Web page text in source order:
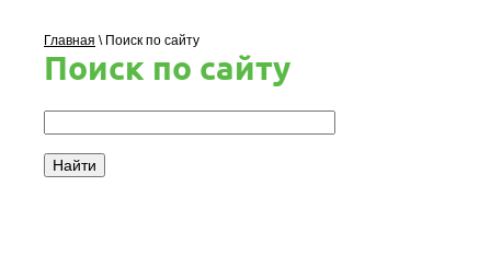
Главная \ Поиск по сайту
Поиск по сайту